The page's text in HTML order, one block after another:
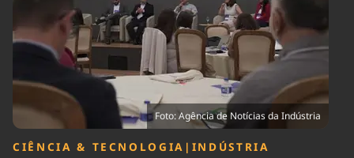
Tecnologia
Cinema
Educação
Infraestrutura
Internacional
Saúde
Tempo
Foto: Agência de Notícias da Indústria
CIÊNCIA & TECNOLOGIA | INDÚSTRIA